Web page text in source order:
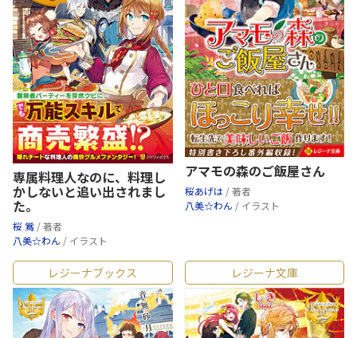
専属料理人なのに、料理し
かしないと追い出されまし
た。
桜 鴬 / 著者
八美☆わん / イラスト
アマモの森のご飯屋さん
桜あげは / 著者
八美☆わん / イラスト
レジーナブックス レジーナ文庫